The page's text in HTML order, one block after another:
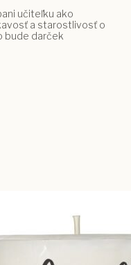
učiteľku ako
a starostlivosť o
bude darček